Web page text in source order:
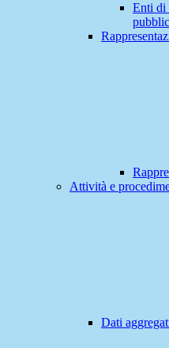
Enti di
Attività e
Dati